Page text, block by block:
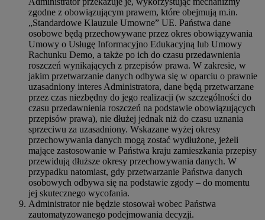
zgodne z obowiązującym prawem, które obejmują m.in.
„Standardowe Klauzule Umowne” UE. Państwa dane
osobowe będą przechowywane przez okres obowiązywania
Umowy o Usługę Informacyjno Edukacyjną lub Umowy
Rachunku Demo, a także po ich do czasu przedawnienia
roszczeń wynikających z przepisów prawa. W zakresie, w
jakim przetwarzanie danych odbywa się w oparciu o prawnie
uzasadniony interes Administratora, dane będą przetwarzane
przez czas niezbędny do jego realizacji (w szczególności do
czasu przedawnienia roszczeń na podstawie obowiązujących
przepisów prawa), nie dłużej jednak niż do czasu uznania
sprzeciwu za uzasadniony. Wskazane wyżej okresy
przechowywania danych mogą zostać wydłużone, jeżeli
mające zastosowanie w Państwa kraju zamieszkania przepisy
przewidują dłuższe okresy przechowywania danych. W
przypadku natomiast, gdy przetwarzanie Państwa danych
osobowych odbywa się na podstawie zgody – do momentu
jej skutecznego wycofania.
Administrator nie będzie stosował wobec Państwa
zautomatyzowanego podejmowania decyzji.